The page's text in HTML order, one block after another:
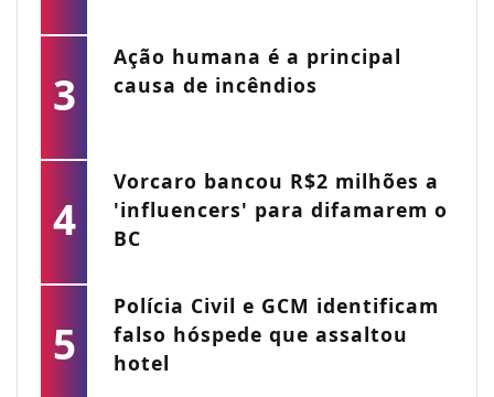
3
Ação humana é a principal
causa de incêndios
4
Vorcaro bancou R$2 milhões a
'influencers' para difamarem o
BC
5
Polícia Civil e GCM identificam
falso hóspede que assaltou
hotel